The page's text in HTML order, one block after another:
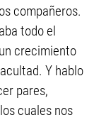
compañeros.
todo el
crecimiento
Y hablo
pares,
cuales nos